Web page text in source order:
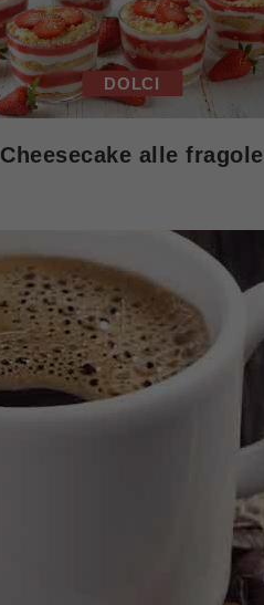
DOLCI
Cheesecake alle fragole